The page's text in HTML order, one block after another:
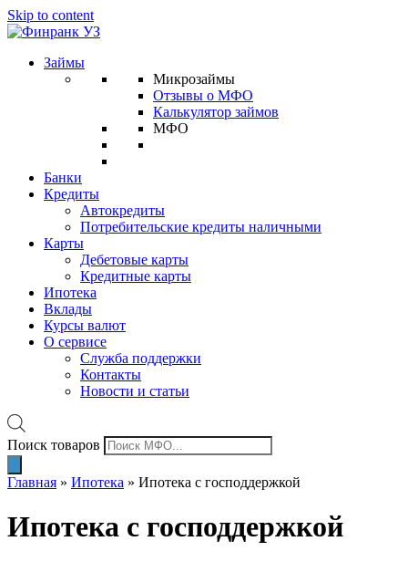
Skip to content
Займы
Микрозаймы
Отзывы о МФО
Калькулятор займов
МФО
Банки
Кредиты
Автокредиты
Потребительские кредиты наличными
Карты
Дебетовые карты
Кредитные карты
Ипотека
Вклады
Курсы валют
О сервисе
Служба поддержки
Контакты
Новости и статьи
Поиск товаров
Главная » Ипотека » Ипотека с господдержкой
Ипотека с господдержкой